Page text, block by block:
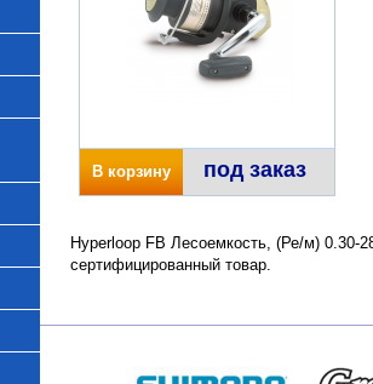
В корзину под заказ
Hyperloop FB Лесоемкость, (Ре/м) 0.30-
сертифицированный товар.